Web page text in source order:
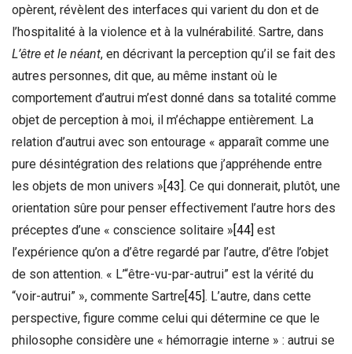
opèrent, révèlent des interfaces qui varient du don et de
l’hospitalité à la violence et à la vulnérabilité. Sartre, dans
L’être et le néant, en décrivant la perception qu’il se fait des
autres personnes, dit que, au même instant où le
comportement d’autrui m’est donné dans sa totalité comme
objet de perception à moi, il m’échappe entièrement. La
relation d’autrui avec son entourage « apparaît comme une
pure désintégration des relations que j’appréhende entre
les objets de mon univers » [43] . Ce qui donnerait, plutôt, une
orientation sûre pour penser effectivement l’autre hors des
préceptes d’une « conscience solitaire » [44] est
l’expérience qu’on a d’être regardé par l’autre, d’être l’objet
de son attention. « L’“être-vu-par-autrui” est la vérité du
“voir-autrui” », commente Sartre [45] . L’autre, dans cette
perspective, figure comme celui qui détermine ce que le
philosophe considère une « hémorragie interne » : autrui se